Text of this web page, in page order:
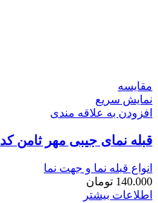
مقايسه
نمایش سریع
افزودن به علاقه مندی
قبله نمای جیبی مهر ثامن کد 3
انواع قبله نما و جهت نما
140.000 تومان
اطلاعات بیشتر